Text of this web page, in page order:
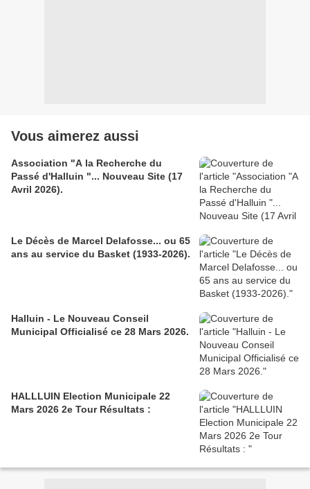
Vous aimerez aussi
Association "A la Recherche du
Passé d'Halluin "... Nouveau Site (17
Avril 2026).
Le Décès de Marcel Delafosse... ou 65
ans au service du Basket (1933-2026).
Halluin - Le Nouveau Conseil
Municipal Officialisé ce 28 Mars 2026.
HALLLUIN Election Municipale 22
Mars 2026 2e Tour Résultats :